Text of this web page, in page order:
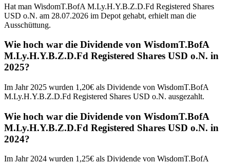
Hat man WisdomT.BofA M.Ly.H.Y.B.Z.D.Fd Registered Shares
USD o.N. am 28.07.2026 im Depot gehabt, erhielt man die
Ausschüttung.
Wie hoch war die Dividende von WisdomT.BofA
M.Ly.H.Y.B.Z.D.Fd Registered Shares USD o.N. in
2025?
Im Jahr 2025 wurden 1,20€ als Dividende von WisdomT.BofA
M.Ly.H.Y.B.Z.D.Fd Registered Shares USD o.N. ausgezahlt.
Wie hoch war die Dividende von WisdomT.BofA
M.Ly.H.Y.B.Z.D.Fd Registered Shares USD o.N. in
2024?
Im Jahr 2024 wurden 1,25€ als Dividende von WisdomT.BofA